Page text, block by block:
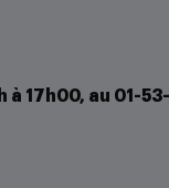
à 17h00, au 01-